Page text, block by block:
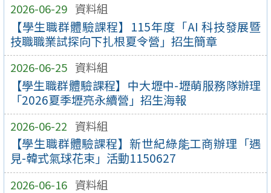
2026-06-29 資料組
【學生職群體驗課程】115年度「AI 科技發展暨
技職職業試探向下扎根夏令營」招生簡章
2026-06-25 資料組
【學生職群體驗課程】中大壢中-壢萌服務隊辦理
「2026夏季壢亮永續營」招生海報
2026-06-22 資料組
【學生職群體驗課程】新世紀綠能工商辦理「遇
見-韓式氣球花束」活動1150627
2026-06-16 資料組